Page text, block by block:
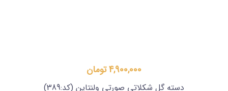
4,900,000 تومان
دسته گل شکلاتی صورتی ولنتاین (کد:389)